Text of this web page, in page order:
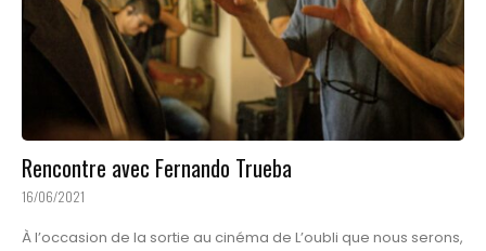
Rencontre avec Fernando Trueba
16/06/2021
À l’occasion de la sortie au cinéma de L’oubli que nous serons,